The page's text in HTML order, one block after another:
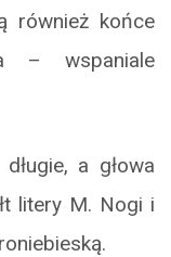
również końce
– wspaniale
a głowa
litery M. Nogi i